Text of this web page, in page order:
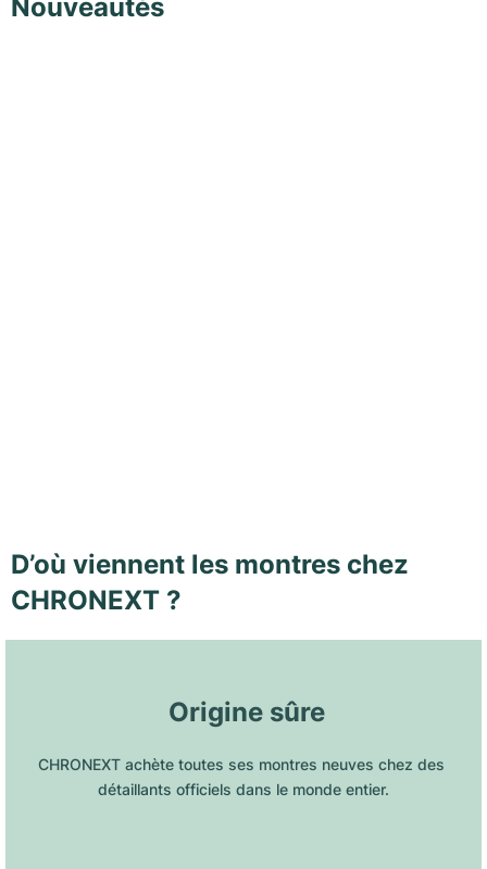
Nouveautés
D’où viennent les montres chez
CHRONEXT ?
Origine sûre
CHRONEXT achète toutes ses montres neuves chez des
détaillants officiels dans le monde entier.